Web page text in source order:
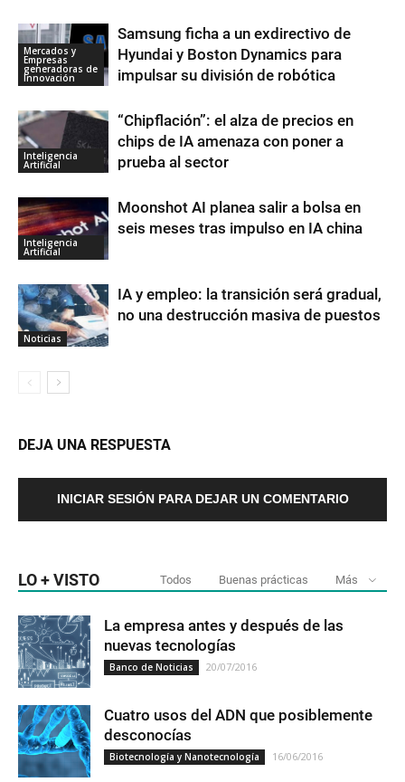
Mercados y
Empresas
generadoras de
Innovación
Samsung ficha a un exdirectivo de
Hyundai y Boston Dynamics para
impulsar su división de robótica
Inteligencia
Artificial
“Chipflación”: el alza de precios en
chips de IA amenaza con poner a
prueba al sector
Inteligencia
Artificial
Moonshot AI planea salir a bolsa en
seis meses tras impulso en IA china
Noticias
IA y empleo: la transición será gradual,
no una destrucción masiva de puestos
DEJA UNA RESPUESTA
INICIAR SESIÓN PARA DEJAR UN COMENTARIO
LO + VISTO Todos Buenas prácticas Más
La empresa antes y después de las
nuevas tecnologías
Banco de Noticias 20/07/2016
Cuatro usos del ADN que posiblemente
desconocías
Biotecnología y Nanotecnología 16/06/2016